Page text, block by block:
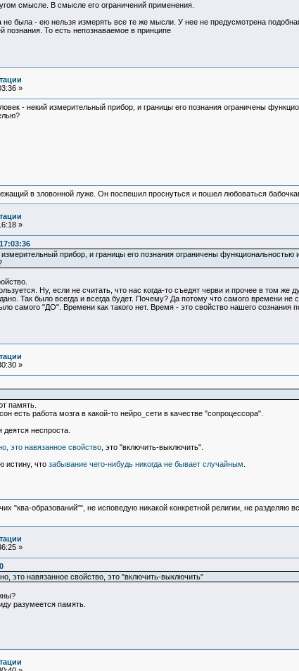
смысле. В смысле его ограничений применения.
была - ею нельзя измерять все те же мысли. У нее не предусмотрена
познания. То есть непознаваемое в принципе
»
- некий измерительный прибор, и границы его познания ограничены
в зловонной луже. Он поспешил проснуться и пошел любоваться
»
прибор, и границы его познания ограничены
Ну, если не считать, что нас когда-то съедят черви и прочее в том
Так было всегда и всегда будет. Почему? Да потому что самого времени
самого "ДО". Времени как такого нет. Время - это свойство нашего сознания
»
память.
есть работа мозга в какой-то нейро_сети в качестве "сопроцессора".
неспроста.
это навязанное свойство, это "включить-выключить".
истину, что забывание чего-нибудь никогда не бывает случайным
"ква-образований"", не исповедую никакой конкретной религии, не
»
это навязанное свойство, это "включить-выключить"
разумеется память.